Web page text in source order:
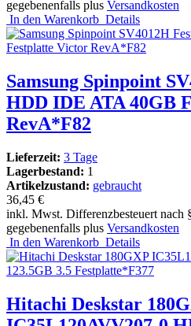
gegebenenfalls plus Versandkosten
In den Warenkorb Details
Samsung Spinpoint
HDD IDE ATA 40GB
RevA*F82
Lieferzeit: 3 Tage
Lagerbestand: 1
Artikelzustand: gebraucht
36,45 €
inkl. Mwst. Differenzbesteuert nach
gegebenenfalls plus Versandkosten
In den Warenkorb Details
Hitachi Deskstar